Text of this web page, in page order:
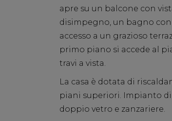
apre su un balcone con
disimpegno, un bagno con
accesso a un grazioso
primo piano si accede al
travi a vista.
La casa è dotata di
piani superiori. Impianto
doppio vetro e zanzariere.